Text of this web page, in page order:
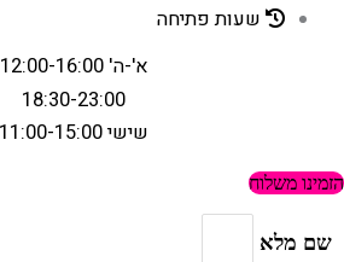
שעות פתיחה
א'-ה' 12:00-16:00
18:30-23:00
שישי 11:00-15:00
הזמינו משלוח
שם מלא